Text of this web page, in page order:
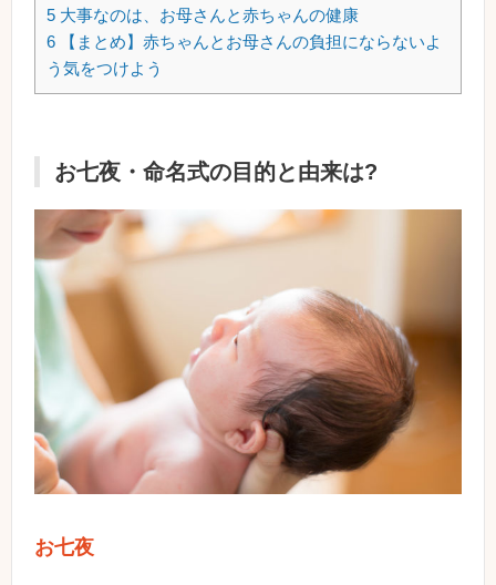
5 大事なのは、お母さんと赤ちゃんの健康
6 【まとめ】赤ちゃんとお母さんの負担にならないよ
う気をつけよう
お七夜・命名式の目的と由来は?
お七夜